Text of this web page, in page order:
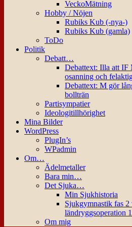
VeckoMätning
Hobby / Nöjen
Rubiks Kub (-nya-)
Rubiks Kub (gamla)
ToDo
Politik
Debatt…
Debattext: Illa att IF
osanning och
Debattext: M gör
bollträn
Partisympatier
Ideologitillhörighet
Mina Bilder
WordPress
PlugIn’s
WPadmin
Om…
Ädelmetaller
Bara min…
Det Sjuka…
Min Sjukhistoria
Sjukgymnastik fas
ländryggsoperation
Om mig